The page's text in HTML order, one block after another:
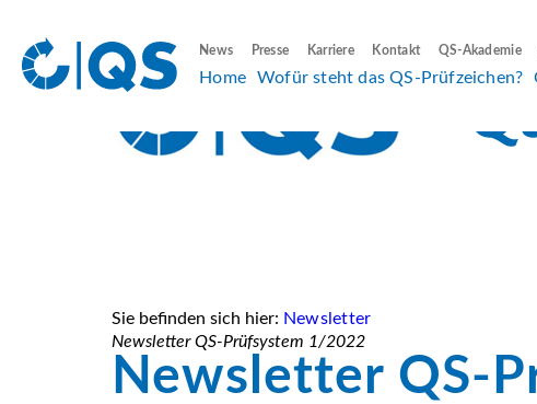
News Presse Karriere Kontakt QS-Akademie
Home Wofür steht das QS-Prüfzeichen?
Sie befinden sich hier: Newsletter
Newsletter QS-Prüfsystem 1/2022
Newsletter QS-